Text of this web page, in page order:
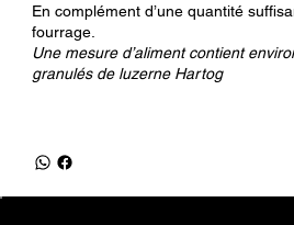
En complément d’une quantité
fourrage.
Une mesure d’aliment contient
granulés de luzerne Hartog